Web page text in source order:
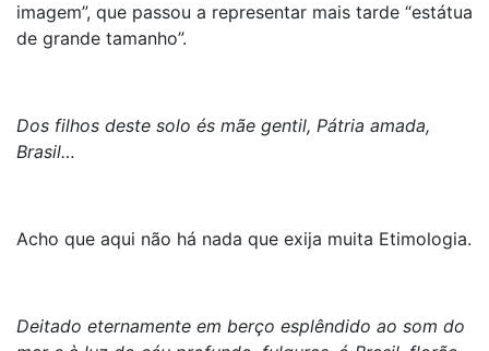
imagem”, que passou a representar mais tarde “estátua
de grande tamanho”.
Dos filhos deste solo és mãe gentil, Pátria amada,
Brasil…
Acho que aqui não há nada que exija muita Etimologia.
Deitado eternamente em berço esplêndido ao som do